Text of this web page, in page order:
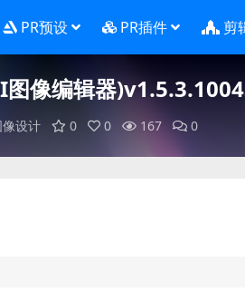
PR预设 PR插件 剪
像编辑器
像设计 0 0 167 0